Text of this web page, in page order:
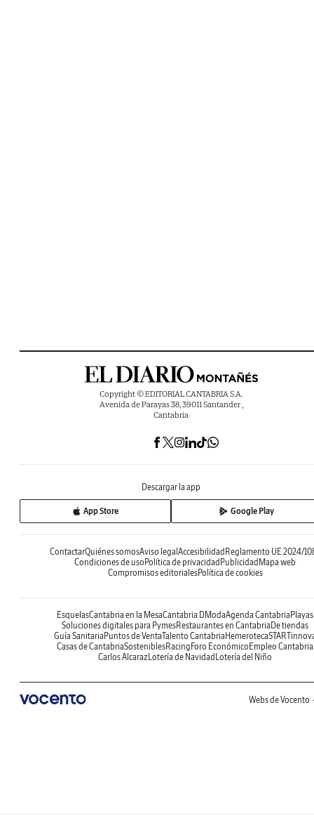
Copyright © EDITORIAL CANTABRIA S.A.
Avenida de Parayas 38, 39011 Santander ,
Cantabria
Descargar la app
App Store Google Play
ContactarQuiénes somosAviso legalAccesibilidadReglamento UE 2024/
Condiciones de usoPolítica de privacidadPublicidadMapa web
Compromisos editorialesPolítica de cookies
EsquelasCantabria en la MesaCantabria DModaAgenda CantabriaPlayas
Soluciones digitales para PymesRestaurantes en CantabriaDe tiendas
Guía SanitariaPuntos de VentaTalento CantabriaHemeroteca
Casas de CantabriaSosteniblesRacingForo EconómicoEmpleo Cantabria
Carlos AlcarazLotería de NavidadLotería del Niño
Webs de Vocento